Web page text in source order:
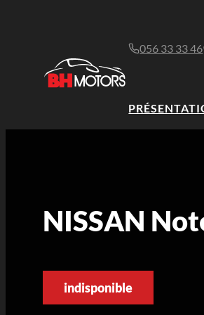
056 33 33 46
NISSAN
indisponible